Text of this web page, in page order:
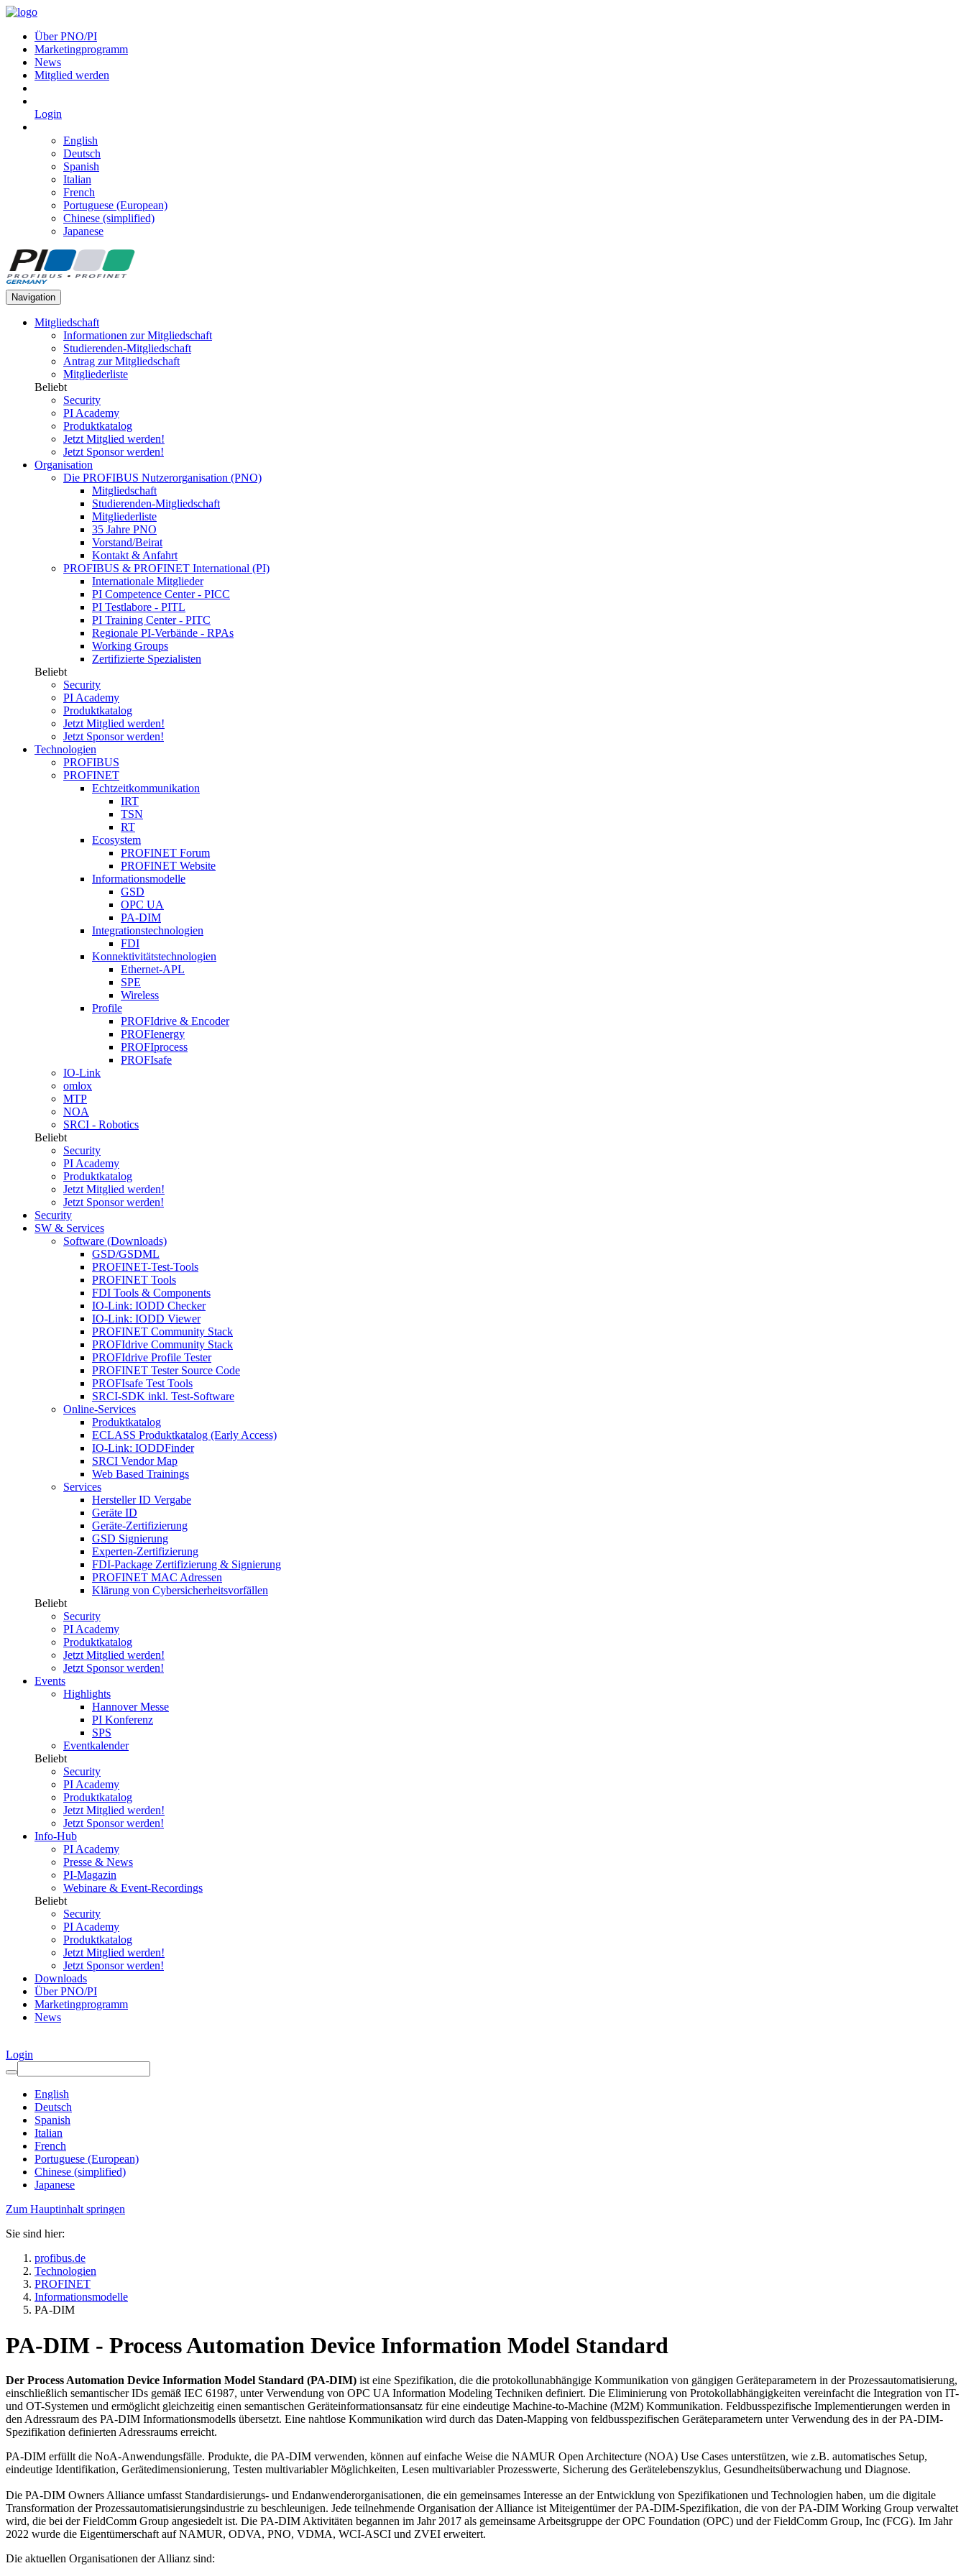
Über PNO/PI
Marketingprogramm
News
Mitglied werden
Login
English
Deutsch
Spanish
Italian
French
Portuguese (European)
Chinese (simplified)
Japanese
Navigation
Mitgliedschaft
Informationen zur Mitgliedschaft
Studierenden-Mitgliedschaft
Antrag zur Mitgliedschaft
Mitgliederliste
Beliebt
Security
PI Academy
Produktkatalog
Jetzt Mitglied werden!
Jetzt Sponsor werden!
Organisation
Die PROFIBUS Nutzerorganisation (PNO)
Mitgliedschaft
Studierenden-Mitgliedschaft
Mitgliederliste
35 Jahre PNO
Vorstand/Beirat
Kontakt & Anfahrt
PROFIBUS & PROFINET International (PI)
Internationale Mitglieder
PI Competence Center - PICC
PI Testlabore - PITL
PI Training Center - PITC
Regionale PI-Verbände - RPAs
Working Groups
Zertifizierte Spezialisten
Beliebt
Security
PI Academy
Produktkatalog
Jetzt Mitglied werden!
Jetzt Sponsor werden!
Technologien
PROFIBUS
PROFINET
Echtzeitkommunikation
IRT
TSN
RT
Ecosystem
PROFINET Forum
PROFINET Website
Informationsmodelle
GSD
OPC UA
PA-DIM
Integrationstechnologien
FDI
Konnektivitätstechnologien
Ethernet-APL
SPE
Wireless
Profile
PROFIdrive & Encoder
PROFIenergy
PROFIprocess
PROFIsafe
IO-Link
omlox
MTP
NOA
SRCI - Robotics
Beliebt
Security
PI Academy
Produktkatalog
Jetzt Mitglied werden!
Jetzt Sponsor werden!
Security
SW & Services
Software (Downloads)
GSD/GSDML
PROFINET-Test-Tools
PROFINET Tools
FDI Tools & Components
IO-Link: IODD Checker
IO-Link: IODD Viewer
PROFINET Community Stack
PROFIdrive Community Stack
PROFIdrive Profile Tester
PROFINET Tester Source Code
PROFIsafe Test Tools
SRCI-SDK inkl. Test-Software
Online-Services
Produktkatalog
ECLASS Produktkatalog (Early Access)
IO-Link: IODDFinder
SRCI Vendor Map
Web Based Trainings
Services
Hersteller ID Vergabe
Geräte ID
Geräte-Zertifizierung
GSD Signierung
Experten-Zertifizierung
FDI-Package Zertifizierung & Signierung
PROFINET MAC Adressen
Klärung von Cybersicherheitsvorfällen
Beliebt
Security
PI Academy
Produktkatalog
Jetzt Mitglied werden!
Jetzt Sponsor werden!
Events
Highlights
Hannover Messe
PI Konferenz
SPS
Eventkalender
Beliebt
Security
PI Academy
Produktkatalog
Jetzt Mitglied werden!
Jetzt Sponsor werden!
Info-Hub
PI Academy
Presse & News
PI-Magazin
Webinare & Event-Recordings
Beliebt
Security
PI Academy
Produktkatalog
Jetzt Mitglied werden!
Jetzt Sponsor werden!
Downloads
Über PNO/PI
Marketingprogramm
News
Login
English
Deutsch
Spanish
Italian
French
Portuguese (European)
Chinese (simplified)
Japanese
Zum Hauptinhalt springen
Sie sind hier:
profibus.de
Technologien
PROFINET
Informationsmodelle
PA-DIM
PA-DIM - Process Automation Device Information Model Standard
Der Process Automation Device Information Model Standard (PA-DIM) ist eine Spezifikation, die die protokollunabhängige Kommunikation von gängigen Geräteparametern in der Prozessautomatisierung,
einschließlich semantischer IDs gemäß IEC 61987, unter Verwendung von OPC UA Information Modeling Techniken definiert. Die Eliminierung von Protokollabhängigkeiten vereinfacht die Integration von IT-
und OT-Systemen und ermöglicht gleichzeitig einen semantischen Geräteinformationsansatz für eine eindeutige Machine-to-Machine (M2M) Kommunikation. Feldbusspezifische Implementierungen werden in
den Adressraum des PA-DIM Informationsmodells übersetzt. Eine nahtlose Kommunikation wird durch das Daten-Mapping von feldbusspezifischen Geräteparametern unter Verwendung des in der PA-DIM-
Spezifikation definierten Adressraums erreicht.
PA-DIM erfüllt die NoA-Anwendungsfälle. Produkte, die PA-DIM verwenden, können auf einfache Weise die NAMUR Open Architecture (NOA) Use Cases unterstützen, wie z.B. automatisches Setup,
eindeutige Identifikation, Gerätedimensionierung, Testen multivariabler Möglichkeiten, Lesen multivariabler Prozesswerte, Sicherung des Gerätelebenszyklus, Gesundheitsüberwachung und Diagnose.
Die PA-DIM Owners Alliance umfasst Standardisierungs- und Endanwenderorganisationen, die ein gemeinsames Interesse an der Entwicklung von Spezifikationen und Technologien haben, um die digitale
Transformation der Prozessautomatisierungsindustrie zu beschleunigen. Jede teilnehmende Organisation der Alliance ist Miteigentümer der PA-DIM-Spezifikation, die von der PA-DIM Working Group verwaltet
wird, die bei der FieldComm Group angesiedelt ist. Die PA-DIM Aktivitäten begannen im Jahr 2017 als gemeinsame Arbeitsgruppe der OPC Foundation (OPC) und der FieldComm Group, Inc (FCG). Im Jahr
2022 wurde die Eigentümerschaft auf NAMUR, ODVA, PNO, VDMA, WCI-ASCI und ZVEI erweitert.
Die aktuellen Organisationen der Allianz sind: